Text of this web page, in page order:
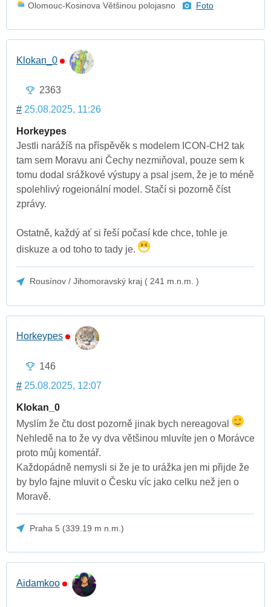
Olomouc-Kosinova Většinou polojasno Foto
Klokan_0
2363
# 25.08.2025, 11:26
Horkeypes
Jestli narážíš na příspěvěk s modelem ICON-CH2 tak
tam sem Moravu ani Čechy nezmiňoval, pouze sem k
tomu dodal srážkové výstupy a psal jsem, že je to méně
spolehlivý rogeionální model. Stačí si pozorně číst
zprávy.
Ostatně, každý ať si řeší počasí kde chce, tohle je
diskuze a od toho to tady je.
Rousínov / Jihomoravský kraj ( 241 m.n.m. )
Horkeypes
146
# 25.08.2025, 12:07
Klokan_0
Myslím že čtu dost pozorně jinak bych nereagoval
Nehledě na to že vy dva většinou mluvíte jen o Morávce
proto můj komentář.
Každopádně nemysli si že je to urážka jen mi přijde že
by bylo fajne mluvit o Česku víc jako celku než jen o
Moravě.
Praha 5 (339.19 m n.m.)
Aidamkoo